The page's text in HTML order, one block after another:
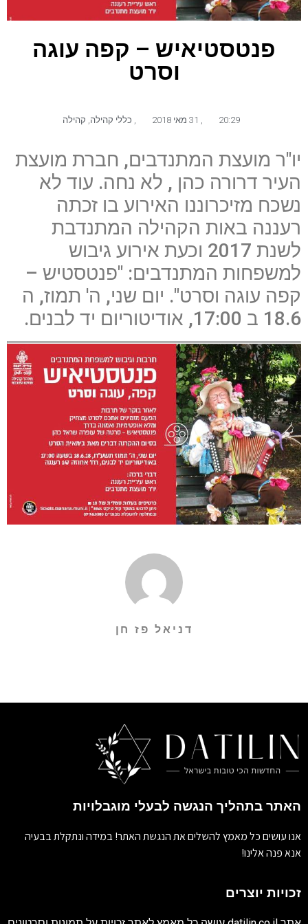
פנטסטיאיש – קפה עוגה
וסרט
20:29 כללי קהילה קהילה
יו"ר מועצת המתנדבים, חברת מועצת
העיר דרורה כהן , לא נחה. עוד לא
נשכח מזיכרוננו האירוע בו זכתה
רעננה באות הקהילה המתנדבת
לשנת 2017 וכעת אירוע גיבוש
למשפחות המתנדבים: "פנטסטיש –
קפה עוגה וסרט". יום שני, ה' תמוז, ה
18.6 ב 17:00, אודיטוריום יד לבנים.
דניאל פז חן
האתר בתהליך הנגשה לבעלי מוגבלויות
אנו עושים כל מאמץ להשלים את הנגשת האתר! במידה ונתקלת בבעיה
אנא פנה אלינו!
זכויות יוצרים